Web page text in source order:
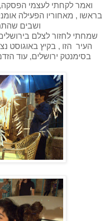
ואמר לקחתי לעצמי
בראשו , מאחוריו הפעילה
ושבים
שמחתי לחזור לצלם
העיר הזו , בקיץ באוגוסט
בסימנטק ירושלים, עוד